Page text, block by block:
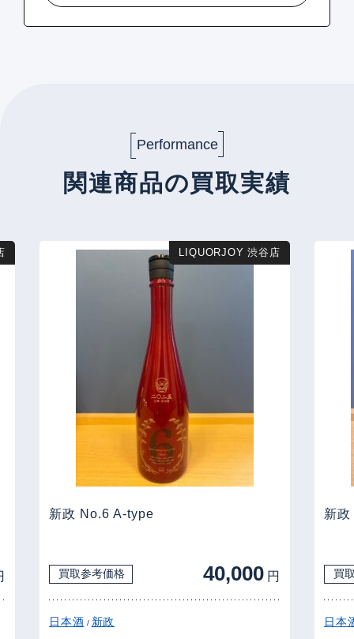
Performance
関連商品の買取実績
LIQUORJOY 渋谷店
新政 No.6 A-type
買取参考価格 40,000 円
日本酒 / 新政
新
買
日本